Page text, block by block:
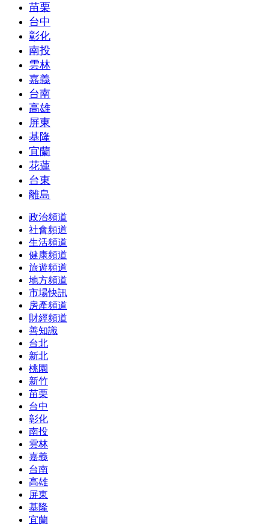
苗栗
台中
彰化
南投
雲林
嘉義
台南
高雄
屏東
基隆
宜蘭
花蓮
台東
離島
政治頻道
社會頻道
生活頻道
健康頻道
旅遊頻道
地方頻道
市場快訊
房產頻道
財經頻道
善知識
台北
新北
桃園
新竹
苗栗
台中
彰化
南投
雲林
嘉義
台南
高雄
屏東
基隆
宜蘭